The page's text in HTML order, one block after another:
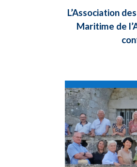
L’Association
Maritime de